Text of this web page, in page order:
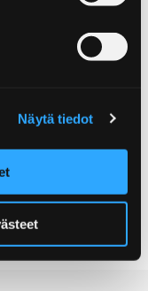
Näytä tiedot